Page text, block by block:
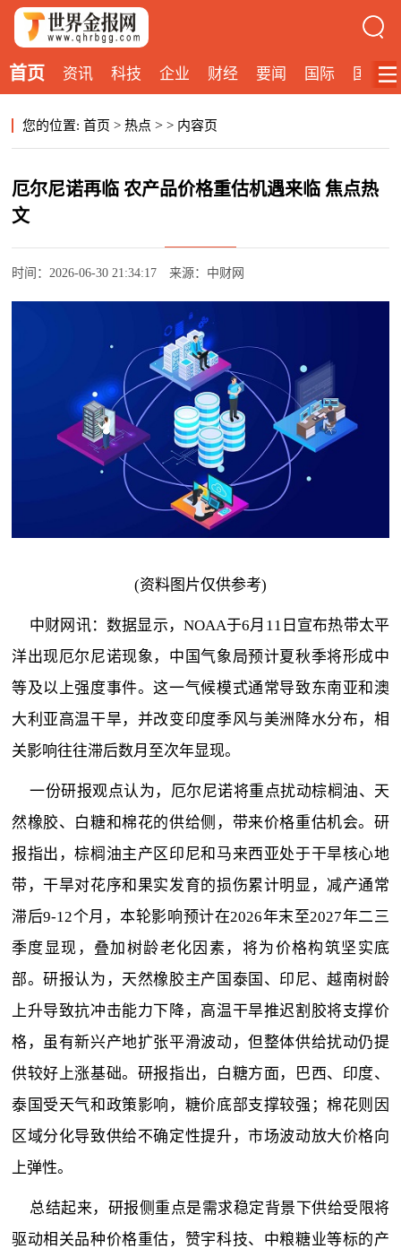
首页 资讯 科技 企业 财经 要闻 国际 国内
您的位置: 首页 > 热点 > > 内容页
厄尔尼诺再临 农产品价格重估机遇来临 焦点热
文
时间：2026-06-30 21:34:17 来源：中财网
(资料图片仅供参考)
中财网讯：数据显示，NOAA于6月11日宣布热带太平
洋出现厄尔尼诺现象，中国气象局预计夏秋季将形成中
等及以上强度事件。这一气候模式通常导致东南亚和澳
大利亚高温干旱，并改变印度季风与美洲降水分布，相
关影响往往滞后数月至次年显现。
一份研报观点认为，厄尔尼诺将重点扰动棕榈油、天
然橡胶、白糖和棉花的供给侧，带来价格重估机会。研
报指出，棕榈油主产区印尼和马来西亚处于干旱核心地
带，干旱对花序和果实发育的损伤累计明显，减产通常
滞后9-12个月，本轮影响预计在2026年末至2027年二三
季度显现，叠加树龄老化因素，将为价格构筑坚实底
部。研报认为，天然橡胶主产国泰国、印尼、越南树龄
上升导致抗冲击能力下降，高温干旱推迟割胶将支撑价
格，虽有新兴产地扩张平滑波动，但整体供给扰动仍提
供较好上涨基础。研报指出，白糖方面，巴西、印度、
泰国受天气和政策影响，糖价底部支撑较强；棉花则因
区域分化导致供给不确定性提升，市场波动放大价格向
上弹性。
总结起来，研报侧重点是需求稳定背景下供给受限将
驱动相关品种价格重估，赞宇科技、中粮糖业等标的产